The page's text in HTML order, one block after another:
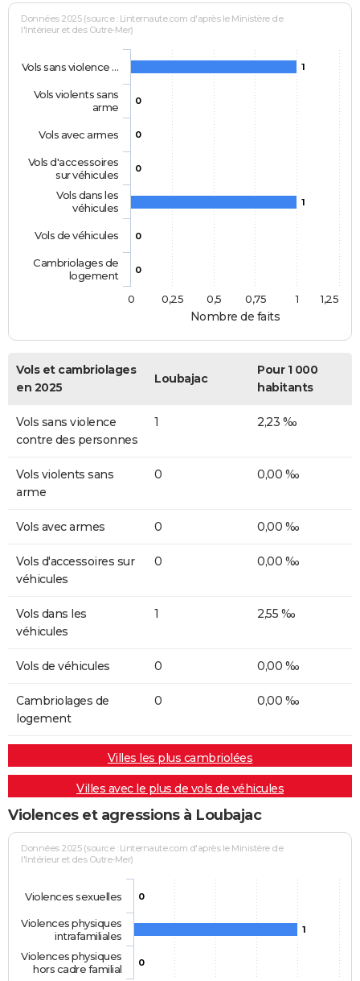
Nombre de faits
Données 2025 (source : Linternaute.com d'après le Ministère de
l'Intérieur et des Outre-Mer)
1
0
0
0
1
0
0
Vols sans violence …
Vols violents sans
arme
Vols avec armes
Vols d'accessoires
sur véhicules
Vols dans les
véhicules
Vols de véhicules
Cambriolages de
logement
0
1
0,25 0,5 0,75 1,25
Vols et cambriolages
en 2025
Loubajac
Pour 1 000
habitants
Vols sans violence
contre des personnes
1 2,23 ‰
Vols violents sans
arme
0 0,00 ‰
Vols avec armes 0 0,00 ‰
Vols d'accessoires sur
véhicules
0 0,00 ‰
Vols dans les
véhicules
1 2,55 ‰
Vols de véhicules 0 0,00 ‰
Cambriolages de
logement
0 0,00 ‰
Villes les plus cambriolées
Villes avec le plus de vols de véhicules
Violences et agressions à Loubajac
Données 2025 (source : Linternaute.com d'après le Ministère de
l'Intérieur et des Outre-Mer)
0
1
0
Violences sexuelles
Violences physiques
intrafamiliales
Violences physiques
hors cadre familial